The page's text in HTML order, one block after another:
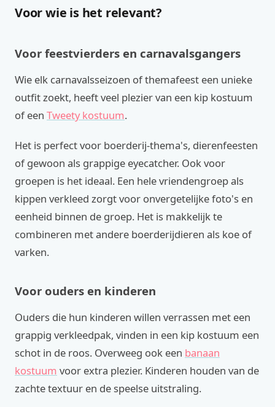
Voor wie is het relevant?
Voor feestvierders en carnavalsgangers
Wie elk carnavalsseizoen of themafeest een unieke
outfit zoekt, heeft veel plezier van een kip kostuum
of een Tweety kostuum.
Het is perfect voor boerderij-thema's, dierenfeesten
of gewoon als grappige eyecatcher. Ook voor
groepen is het ideaal. Een hele vriendengroep als
kippen verkleed zorgt voor onvergetelijke foto's en
eenheid binnen de groep. Het is makkelijk te
combineren met andere boerderijdieren als koe of
varken.
Voor ouders en kinderen
Ouders die hun kinderen willen verrassen met een
grappig verkleedpak, vinden in een kip kostuum een
schot in de roos. Overweeg ook een banaan
kostuum voor extra plezier. Kinderen houden van de
zachte textuur en de speelse uitstraling.